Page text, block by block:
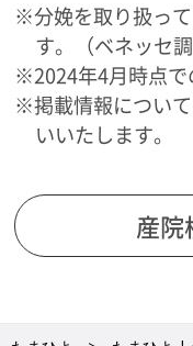
※分娩を取り扱っ
す。（ベネッセ調
※2024年4月時点で
※掲載情報につい
いいたします。
産院